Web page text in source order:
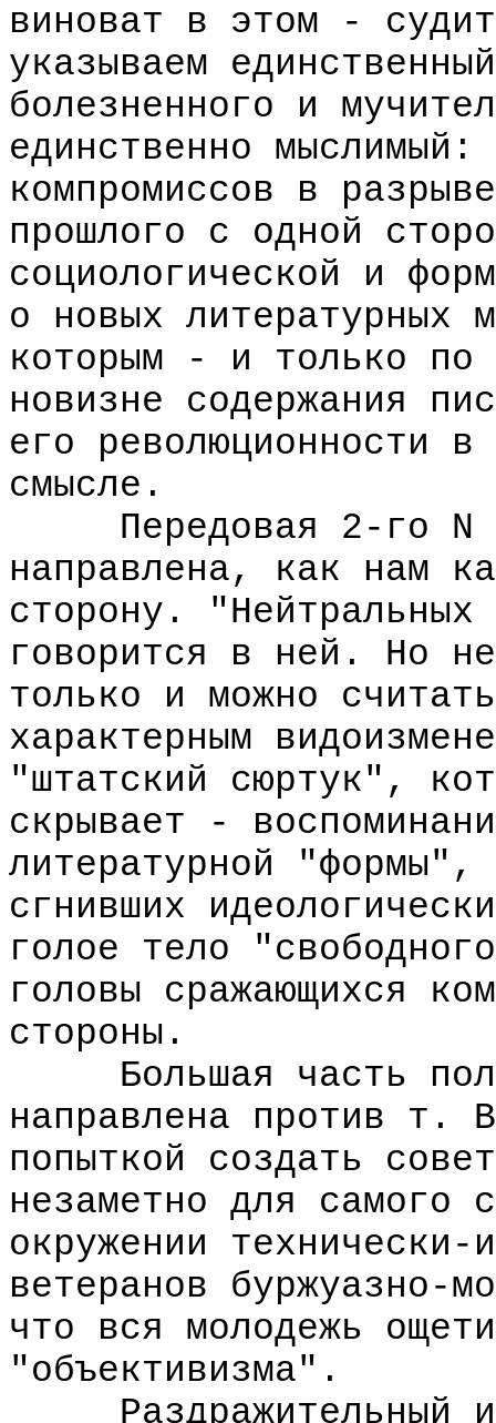
виноват в этом -
указываем
болезненного и
единственно
компромиссов в
прошлого с одной
социологической и
о новых
которым - и только по
новизне содержания
его революционности
смысле.
Передовая 2-го N
направлена, как нам
сторону.
говорится в ней. Но
только и можно
характерным
"штатский сюртук",
скрывает -
литературной "формы",
сгнивших
голое тело
головы сражающихся
стороны.
Большая часть
направлена против т.
попыткой создать
незаметно для самого
окружении технически-
ветеранов буржуазно-
что вся молодежь
"объективизма".
Раздражительный и